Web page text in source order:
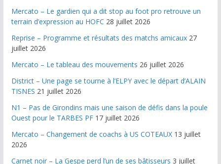
Mercato – Le gardien qui a dit stop au foot pro retrouve un
terrain d’expression au HOFC 28 juillet 2026
Reprise – Programme et résultats des matchs amicaux 27
juillet 2026
Mercato – Le tableau des mouvements 26 juillet 2026
District – Une page se tourne à l’ELPY avec le départ d’ALAIN
TISNES 21 juillet 2026
N1 – Pas de Girondins mais une saison de défis dans la poule
Ouest pour le TARBES PF 17 juillet 2026
Mercato – Changement de coachs à US COTEAUX 13 juillet
2026
Carnet noir – La Gespe perd l’un de ses bâtisseurs 3 juillet